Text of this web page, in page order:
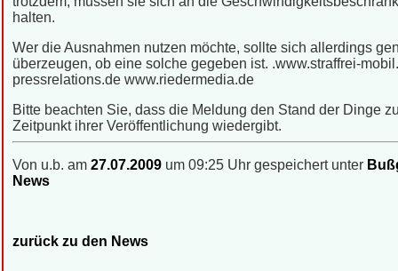
halten.
Wer die Ausnahmen nutzen möchte, sollte sich allerdings
überzeugen, ob eine solche gegeben ist. .www.straffrei-
pressrelations.de www.riedermedia.de
Bitte beachten Sie, dass die Meldung den Stand der Dinge
Zeitpunkt ihrer Veröffentlichung wiedergibt.
Von u.b. am 27.07.2009 um 09:25 Uhr gespeichert unter
News
zurück zu den News